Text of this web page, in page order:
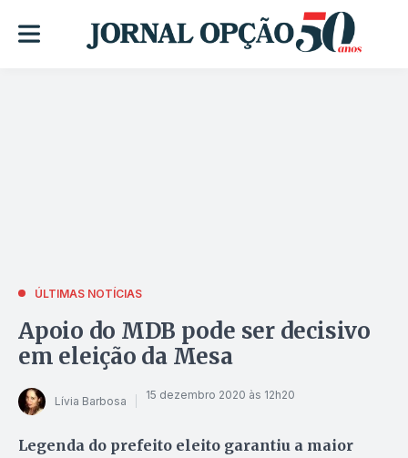
ÚLTIMAS NOTÍCIAS
Apoio do MDB pode ser decisivo
em eleição da Mesa
Lívia Barbosa 15 dezembro 2020 às 12h20
Legenda do prefeito eleito garantiu a maior